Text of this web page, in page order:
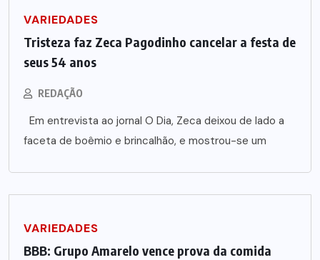
VARIEDADES
Tristeza faz Zeca Pagodinho cancelar a festa de
seus 54 anos
REDAÇÃO
Em entrevista ao jornal O Dia, Zeca deixou de lado a
faceta de boêmio e brincalhão, e mostrou-se um
VARIEDADES
BBB: Grupo Amarelo vence prova da comida